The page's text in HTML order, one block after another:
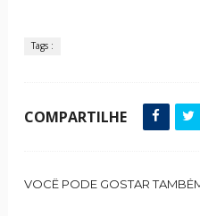
Tags :
COMPARTILHE
VOCÊ PODE GOSTAR